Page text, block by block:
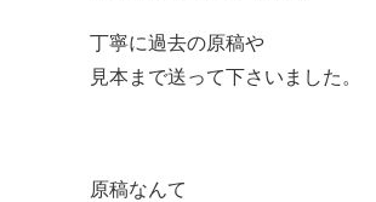
丁寧に過去の原稿や
見本まで送って下さいました。
原稿なんて